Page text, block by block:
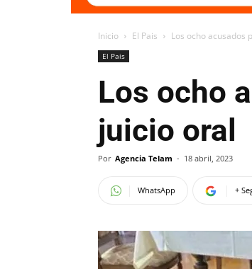
Inicio El Pais Los ocho acusados
El Pais
Los ocho
juicio oral
Por Agencia Telam - 18 abril, 2023
WhatsApp +